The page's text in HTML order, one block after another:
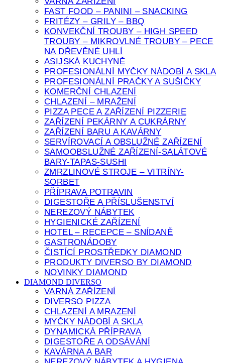
FAST FOOD – PANINI – SNACKING
FRITÉZY – GRILY – BBQ
KONVEKČNÍ TROUBY – HIGH SPEED
TROUBY – MIKROVLNÉ TROUBY – PECE
NA DŘEVĚNÉ UHLÍ
ASIJSKÁ KUCHYNĚ
PROFESIONÁLNÍ MYČKY NÁDOBÍ A SKLA
PROFESIONÁLNÍ PRAČKY A SUŠIČKY
KOMERČNÍ CHLAZENÍ
CHLAZENÍ – MRAŽENÍ
PIZZA PECE A ZAŘÍZENÍ PIZZERIE
ZAŘÍZENÍ PEKÁRNY A CUKRÁRNY
ZAŘÍZENÍ BARU A KAVÁRNY
SERVÍROVACÍ A OBSLUŽNÉ ZAŘÍZENÍ
SAMOOBSLUŽNÉ ZAŘÍZENÍ-SALÁTOVÉ
BARY-TAPAS-SUSHI
ZMRZLINOVÉ STROJE – VITRÍNY-
SORBET
PŘÍPRAVA POTRAVIN
DIGESTOŘE A PŘÍSLUŠENSTVÍ
NEREZOVÝ NÁBYTEK
HYGIENICKÉ ZAŘÍZENÍ
HOTEL – RECEPCE – SNÍDANĚ
GASTRONÁDOBY
ČISTÍCÍ PROSTŘEDKY DIAMOND
PRODUKTY DIVERSO BY DIAMOND
NOVINKY DIAMOND
DIAMOND DIVERSO
VARNÁ ZAŘÍZENÍ
DIVERSO PIZZA
CHLAZENÍ A MRAZENÍ
MYČKY NÁDOBÍ A SKLA
DYNAMICKÁ PŘÍPRAVA
DIGESTOŘE A ODSÁVÁNÍ
KAVÁRNA A BAR